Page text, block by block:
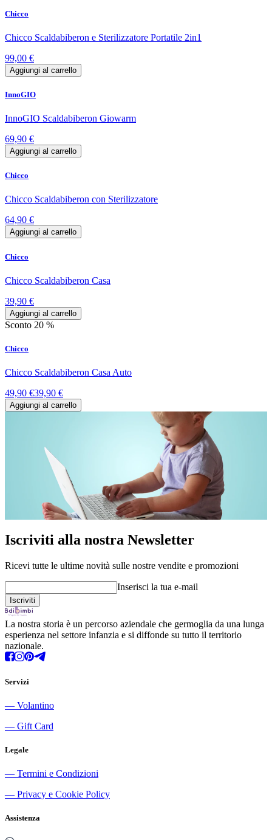
Chicco
Chicco Scaldabiberon e Sterilizzatore Portatile 2in1
99,00 €
Aggiungi al carrello
InnoGIO
InnoGIO Scaldabiberon Giowarm
69,90 €
Aggiungi al carrello
Chicco
Chicco Scaldabiberon con Sterilizzatore
64,90 €
Aggiungi al carrello
Chicco
Chicco Scaldabiberon Casa
39,90 €
Aggiungi al carrello
Sconto 20 %
Chicco
Chicco Scaldabiberon Casa Auto
49,90 €39,90 €
Aggiungi al carrello
Iscriviti alla nostra Newsletter
Ricevi tutte le ultime novità sulle nostre vendite e promozioni
Inserisci la tua e-mail
La nostra storia è un percorso aziendale che germoglia da una lunga
esperienza nel settore infanzia e si diffonde su tutto il territorio
nazionale.
Servizi
― Volantino
― Gift Card
Legale
― Termini e Condizioni
― Privacy e Cookie Policy
Assistenza